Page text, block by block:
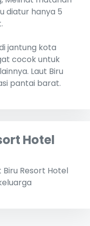
diatur hanya 5
jantung kota
cocok untuk
Laut Biru
pantai barat.
Hotel
Resort Hotel